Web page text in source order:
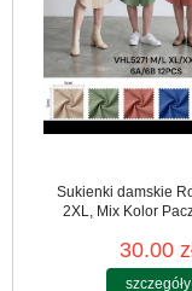
Sukienki damskie
2XL, Mix Kolor
30.00
szczegóły